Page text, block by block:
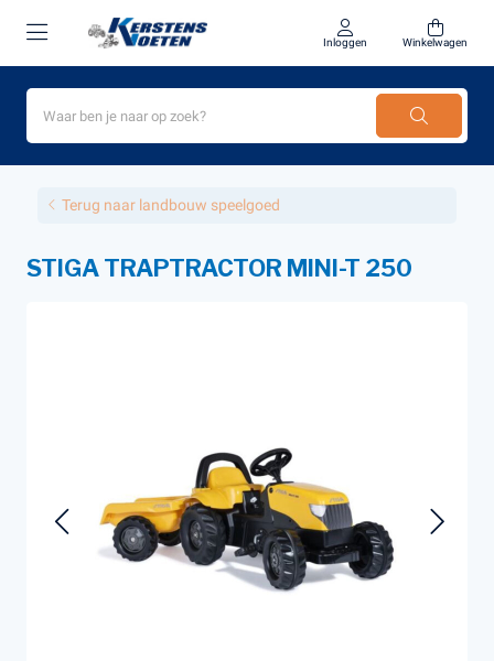
Inloggen Winkelwagen
Terug naar landbouw speelgoed
STIGA TRAPTRACTOR MINI-T 250